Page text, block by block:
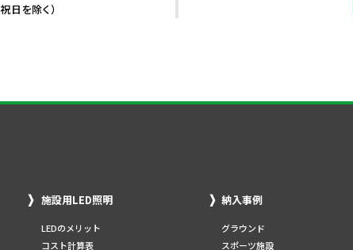
日を除く）
施設用LED照明
LEDのメリット
コスト計算表
納入事例
グラウンド
スポーツ施設